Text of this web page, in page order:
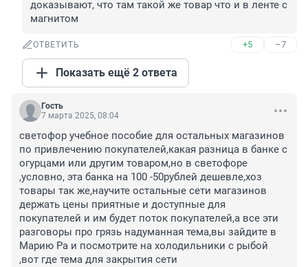
доказывают, что там такой же товар что и в ленте с
магнитом
ОТВЕТИТЬ +5 –7
Показать ещё 2 ответа
Гость
7 марта 2025, 08:04
светофор учебное пособие для остальных магазинов
по привлечению покупателей,какая разница в банке с
огурцами или другим товаром,но в светофоре
,условно, эта банка на 100 -50рублей дешевле,хоз
товары так же,научите остальные сети магазинов
держать цены приятные и доступные для
покупателей и им будет поток покупателей,а все эти
разговоры про грязь надуманная тема,вы зайдите в
Марию Ра и посмотрите на холодильники с рыбой
,вот где тема для закрытия сети